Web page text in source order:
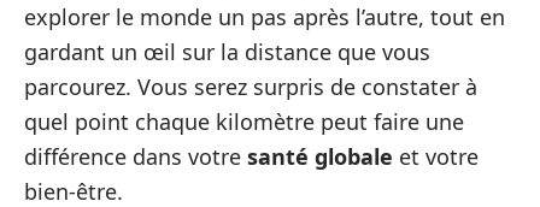
explorer le monde un pas après l’autre, tout en
gardant un œil sur la distance que vous
parcourez. Vous serez surpris de constater à
quel point chaque kilomètre peut faire une
différence dans votre santé globale et votre
bien-être.